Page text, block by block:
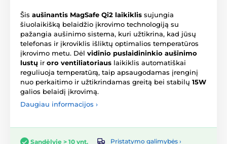
Šis aušinantis MagSafe Qi2 laikiklis sujungia
šiuolaikišką belaidžio įkrovimo technologiją su
pažangia aušinimo sistema, kuri užtikrina, kad jūsų
telefonas ir įkroviklis išliktų optimalios temperatūros
įkrovimo metu. Dėl vidinio puslaidininkio aušinimo
lustų ir oro ventiliatoriaus laikiklis automatiškai
reguliuoja temperatūrą, taip apsaugodamas įrenginį
nuo perkaitimo ir užtikrindamas greitą bei stabilų 15W
galios belaidį įkrovimą.
Daugiau informacijos ›
Sandėlyje > 10 vnt.
Pristatymo galimybės ›